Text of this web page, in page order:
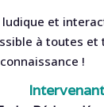
et
à toutes et
!